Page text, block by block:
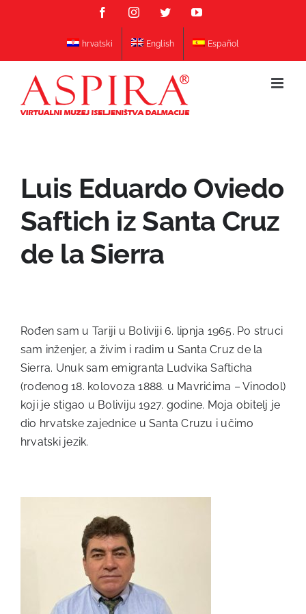
FacebookInstagramTwitterYouTube
hrvatski English Español
Luis Eduardo Oviedo
Saftich iz Santa Cruz
de la Sierra
Rođen sam u Tariji u Boliviji 6. lipnja 1965. Po struci
sam inženjer, a živim i radim u Santa Cruz de la
Sierra. Unuk sam emigranta Ludvika Safticha
(rođenog 18. kolovoza 1888. u Mavrićima – Vinodol)
koji je stigao u Boliviju 1927. godine. Moja obitelj je
dio hrvatske zajednice u Santa Cruzu i učimo
hrvatski jezik.